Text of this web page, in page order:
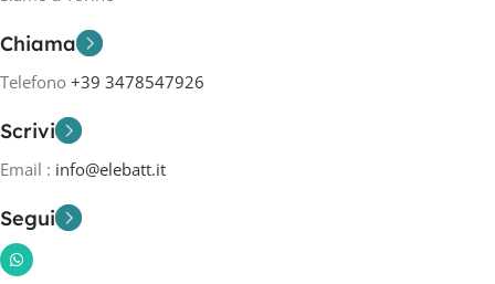
Chiama
Telefono +39 3478547926
Scrivi
Email : info@elebatt.it
Segui